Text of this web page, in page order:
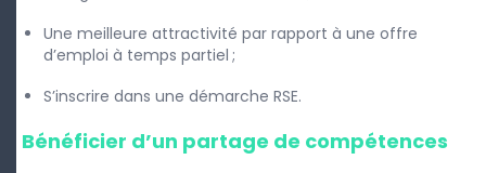
Une meilleure attractivité par rapport à une offre
d’emploi à temps partiel ;
S’inscrire dans une démarche RSE.
Bénéficier d’un partage de compétences